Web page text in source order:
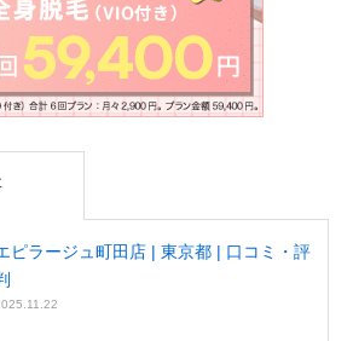
ピラージュ町田店 | 東京都 | 口コミ・評